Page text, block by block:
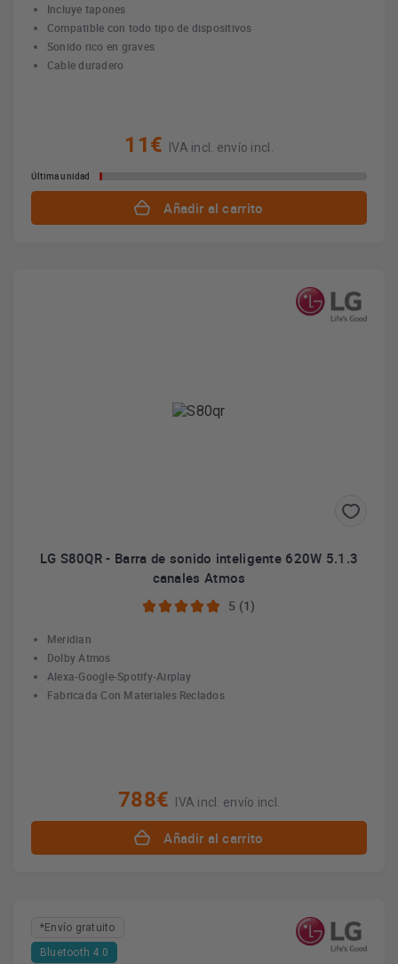
Incluye tapones
Compatible con todo tipo de dispositivos
Sonido rico en graves
Cable duradero
11€ IVA incl. envío incl.
Última unidad
Añadir al carrito
LG S80QR - Barra de sonido inteligente 620W 5.1.3
canales Atmos
5 (1)
Meridian
Dolby Atmos
Alexa-Google-Spotify-Airplay
Fabricada Con Materiales Reclados
788€ IVA incl. envío incl.
Añadir al carrito
*Envío gratuito
Bluetooth 4.0